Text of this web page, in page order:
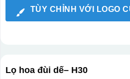
TÙY CHỈNH VỚI LOGO
Lọ hoa đùi dế– H30